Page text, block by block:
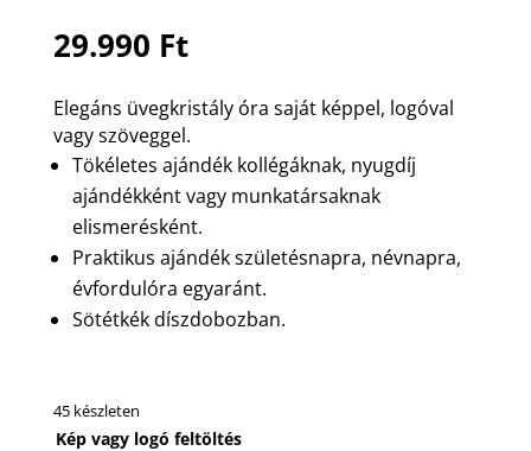
29.990 Ft
Elegáns üvegkristály óra saját képpel, logóval
vagy szöveggel.
Tökéletes ajándék kollégáknak, nyugdíj
ajándékként vagy munkatársaknak
elismerésként.
Praktikus ajándék születésnapra, névnapra,
évfordulóra egyaránt.
Sötétkék díszdobozban.
45 készleten
Kép vagy logó feltöltés